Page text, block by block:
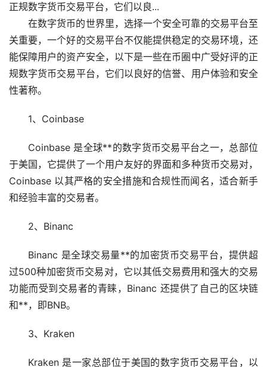
正规数字货币交易平台，它们以良...
在数字货币的世界里，选择一个安全可靠的交易平台至
关重要，一个好的交易平台不仅能提供稳定的交易环境，还
能保障用户的资产安全，以下是一些在币圈中广受好评的正
规数字货币交易平台，它们以良好的信誉、用户体验和安全
性著称。
1、Coinbase
Coinbase 是全球**的数字货币交易平台之一，总部位
于美国，它提供了一个用户友好的界面和多种货币交易对，
Coinbase 以其严格的安全措施和合规性而闻名，适合新手
和经验丰富的交易者。
2、Binanc
Binanc 是全球交易量**的加密货币交易平台，提供超
过500种加密货币交易对，它以其低交易费用和强大的交易
功能而受到交易者的青睐，Binanc 还提供了自己的区块链
和**，即BNB。
3、Kraken
Kraken 是一家总部位于美国的数字货币交易平台，以